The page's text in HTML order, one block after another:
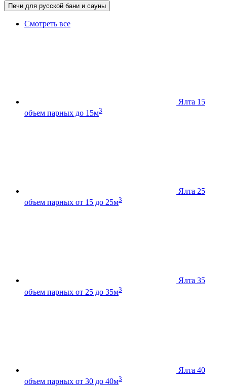
Печи для русской бани и сауны
Смотреть все
Ялта 15
объем парных до 15м3
Ялта 25
объем парных от 15 до 25м3
Ялта 35
объем парных от 25 до 35м3
Ялта 40
объем парных от 30 до 40м3